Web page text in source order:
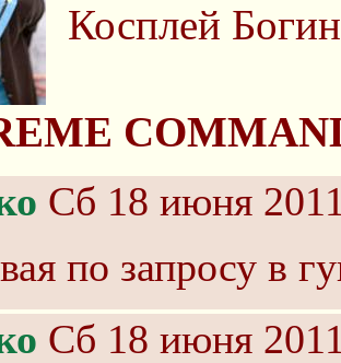
Косплей
Сб 18 июня
по запросу в
Сб 18 июня